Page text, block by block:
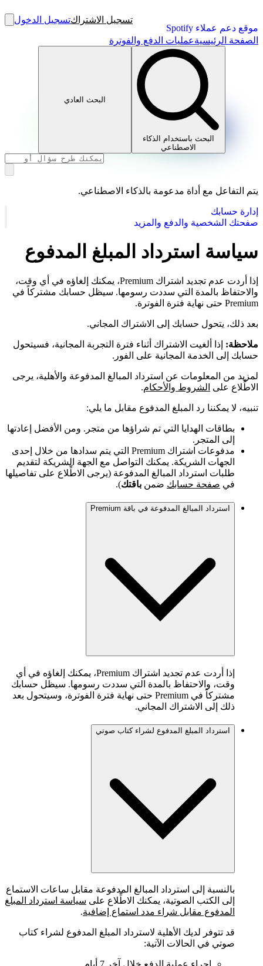
موقع دعم عملاء Spotify
تسجيل الاشتراكتسجيل الدخول
الصفحة الرئيسيةعمليات الدفع والفوترة
البحث باستخدام الذكاء
الاصطناعي
البحث العادي
يتم التفاعل مع أداة مدعومة بالذكاء الاصطناعي.
إدارة حسابك
صفحتك الشخصية والدفع والمزيد
سياسة استرداد المبلغ المدفوع
إذا أردت عدم تجديد اشتراك Premium، يمكنك إلغاؤه في أي وقت،
والاحتفاظ بالمدة التي سددت رسومها. سيظل حسابك مشتركاً في
Premium حتى نهاية فترة الفوترة.
بعد ذلك، يتحول حسابك إلى الاشتراك المجاني.
ملاحظة: إذا ألغيت الاشتراك أثناء فترة التجربة المجانية، فسيتحول
حسابك إلى الخدمة المجانية على الفور.
لمزيد من المعلومات عن استرداد المبالغ المدفوعة والأهلية، يرجى
الاطِّلاع على الشروط والأحكام.
تنبيه، لا يمكننا رد المبلغ المدفوع مقابل ما يلي:
بطاقات الهدايا التي تم شراؤها من متجر. ومن الأفضل إعادتها
إلى المتجر.
مدفوعات اشتراك Premium التي يتم سدادها من خلال إحدى
الجهات الشريكة. يمكنك التواصل مع الجهة الشريكة لتقديم
طلبات استرداد المبالغ المدفوعة (يرجى الاطِّلاع على تفاصيلها
في صفحة حسابك ضمن باقتك).
استرداد المبالغ المدفوعة في باقة Premium
إذا أردت عدم تجديد اشتراك Premium، يمكنك إلغاؤه في أي
وقت، والاحتفاظ بالمدة التي سددت رسومها. سيظل حسابك
مشتركاً في Premium حتى نهاية فترة الفوترة، وسيتحول بعد
ذلك إلى الاشتراك المجاني.
استرداد المبلغ المدفوع لشراء كتاب صوتي
بالنسبة إلى استرداد المبالغ المدفوعة مقابل ساعات الاستماع
إلى الكتب الصوتية، يمكنك الاطِّلاع على سياسة استرداد المبلغ
المدفوع مقابل شراء مدد استماع إضافية.
قد تتوفر لديك الأهلية لاسترداد المبلغ المدفوع لشراء كتاب
صوتي في الحالات الآتية: